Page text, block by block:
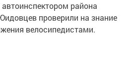
района
проверили на знание
велосипедистами.